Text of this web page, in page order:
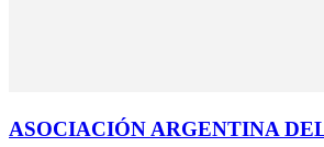
ASOCIACIÓN ARGENTINA